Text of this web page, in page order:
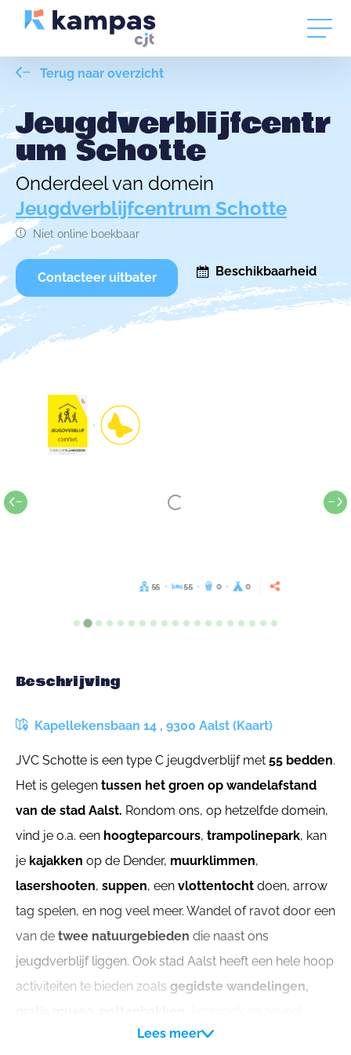
Terug naar overzicht
Jeugdverblijfcentr
um Schotte
Onderdeel van domein
Jeugdverblijfcentrum Schotte
Niet online boekbaar
Contacteer uitbater Beschikbaarheid
55 55 0 0
Beschrijving
Kapellekensbaan 14 , 9300 Aalst (Kaart)
JVC Schotte is een type C jeugdverblijf met 55 bedden.
Het is gelegen tussen het groen op wandelafstand
van de stad Aalst. Rondom ons, op hetzelfde domein,
vind je o.a. een hoogteparcours, trampolinepark, kan
je kajakken op de Dender, muurklimmen,
lasershooten, suppen, een vlottentocht doen, arrow
tag spelen, en nog veel meer. Wandel of ravot door een
van de twee natuurgebieden die naast ons
jeugdverblijf liggen. Ook stad Aalst heeft een hele hoop
activiteiten te bieden zoals gegidste wandelingen,
meer. Naast JVC Schotte ligt hetmoderne
Lees meer